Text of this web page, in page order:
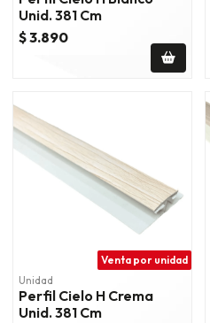
Unid. 381 Cm
$ 3.890
Venta por unidad
Unidad
Perfil Cielo H Crema
Unid. 381 Cm